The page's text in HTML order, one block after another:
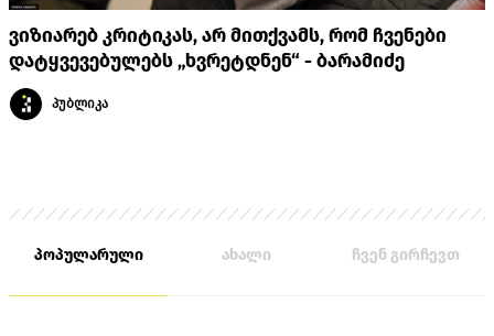
ვიზიარებ კრიტიკას, არ მითქვამს, რომ ჩვენები
დატყვევებულებს „ხვრეტდნენ“ - ბარამიძე
პუბლიკა
პოპულარული ახალი ჩვენ გირჩევთ